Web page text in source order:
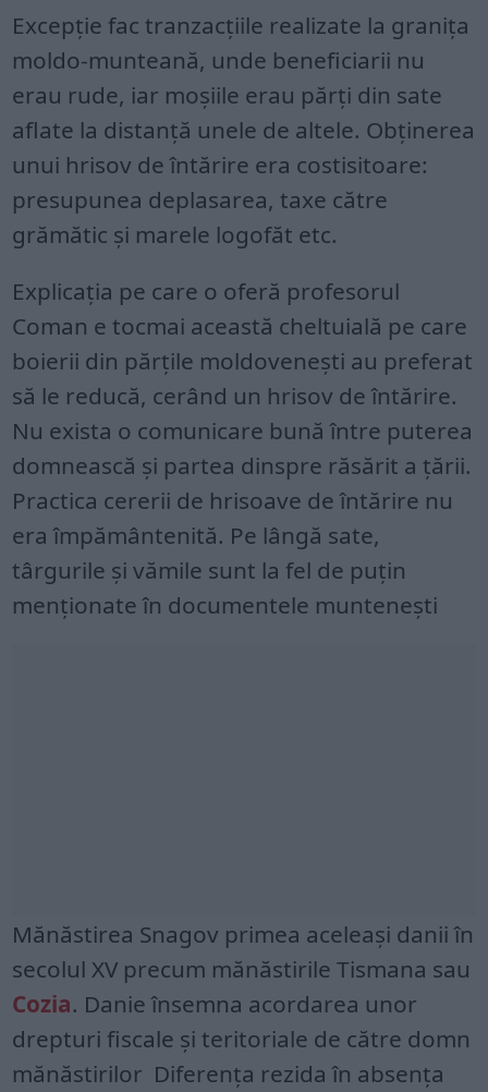
Excepție fac tranzacțiile realizate la granița
moldo-munteană, unde beneficiarii nu
erau rude, iar moșiile erau părți din sate
aflate la distanță unele de altele. Obținerea
unui hrisov de întărire era costisitoare:
presupunea deplasarea, taxe către
grămătic și marele logofăt etc.
Explicația pe care o oferă profesorul
Coman e tocmai această cheltuială pe care
boierii din părțile moldovenești au preferat
să le reducă, cerând un hrisov de întărire.
Nu exista o comunicare bună între puterea
domnească și partea dinspre răsărit a țării.
Practica cererii de hrisoave de întărire nu
era împământenită. Pe lângă sate,
târgurile și vămile sunt la fel de puțin
menționate în documentele muntenești
Mănăstirea Snagov primea aceleași danii în
secolul XV precum mănăstirile Tismana sau
Cozia. Danie însemna acordarea unor
drepturi fiscale și teritoriale de către domn
mănăstirilor Diferența rezida în absența